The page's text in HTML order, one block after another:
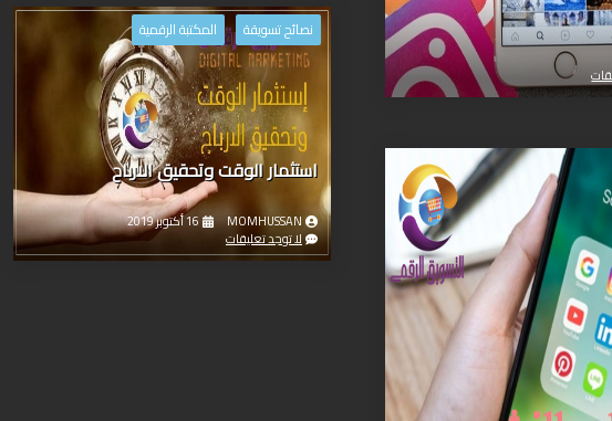
نصائح تسويقة المكتبة الرقمية
استثمار الوقت وتحقيق الارباح
MOMHUSSAN
16 أكتوبر 2019
لا توجد تعليقات